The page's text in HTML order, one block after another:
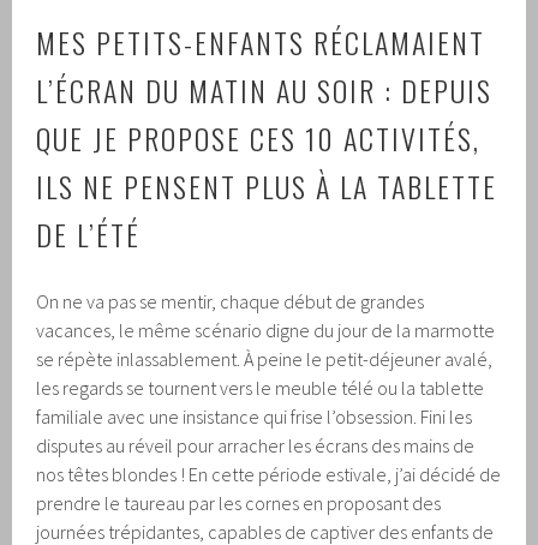
MES PETITS-ENFANTS RÉCLAMAIENT
L’ÉCRAN DU MATIN AU SOIR : DEPUIS
QUE JE PROPOSE CES 10 ACTIVITÉS,
ILS NE PENSENT PLUS À LA TABLETTE
DE L’ÉTÉ
On ne va pas se mentir, chaque début de grandes
vacances, le même scénario digne du jour de la marmotte
se répète inlassablement. À peine le petit-déjeuner avalé,
les regards se tournent vers le meuble télé ou la tablette
familiale avec une insistance qui frise l’obsession. Fini les
disputes au réveil pour arracher les écrans des mains de
nos têtes blondes ! En cette période estivale, j’ai décidé de
prendre le taureau par les cornes en proposant des
journées trépidantes, capables de captiver des enfants de